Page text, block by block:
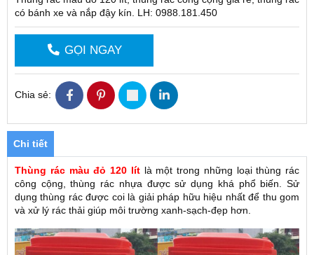
có bánh xe và nắp đậy kín. LH: 0988.181.450
GỌI NGAY
Chia sẻ:
Chi tiết
Thùng rác màu đỏ 120 lítlà một trong những loại thùng rác
công cộng, thùng rác nhựa được sử dụng khá phổ biến. Sử
dụng thùng rác được coi là giải pháp hữu hiệu nhất để thu gom
và xử lý rác thải giúp môi trường xanh-sạch-đẹp hơn.